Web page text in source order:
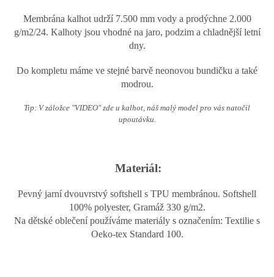
Membrána kalhot udrží 7.500 mm vody a prodýchne 2.000
g/m2/24. Kalhoty jsou vhodné na jaro, podzim a chladnější letní
dny.
Do kompletu máme ve stejné barvě neonovou bundičku a také
modrou.
Tip: V záložce "VIDEO" zde u kalhot, náš malý model pro vás natočil
upoutávku.
Materiál:
Pevný jarní dvouvrstvý softshell s TPU membránou. Softshell
100% polyester, Gramáž 330 g/m2.
Na dětské oblečení používáme materiály s označením: Textilie s
Oeko-tex Standard 100.